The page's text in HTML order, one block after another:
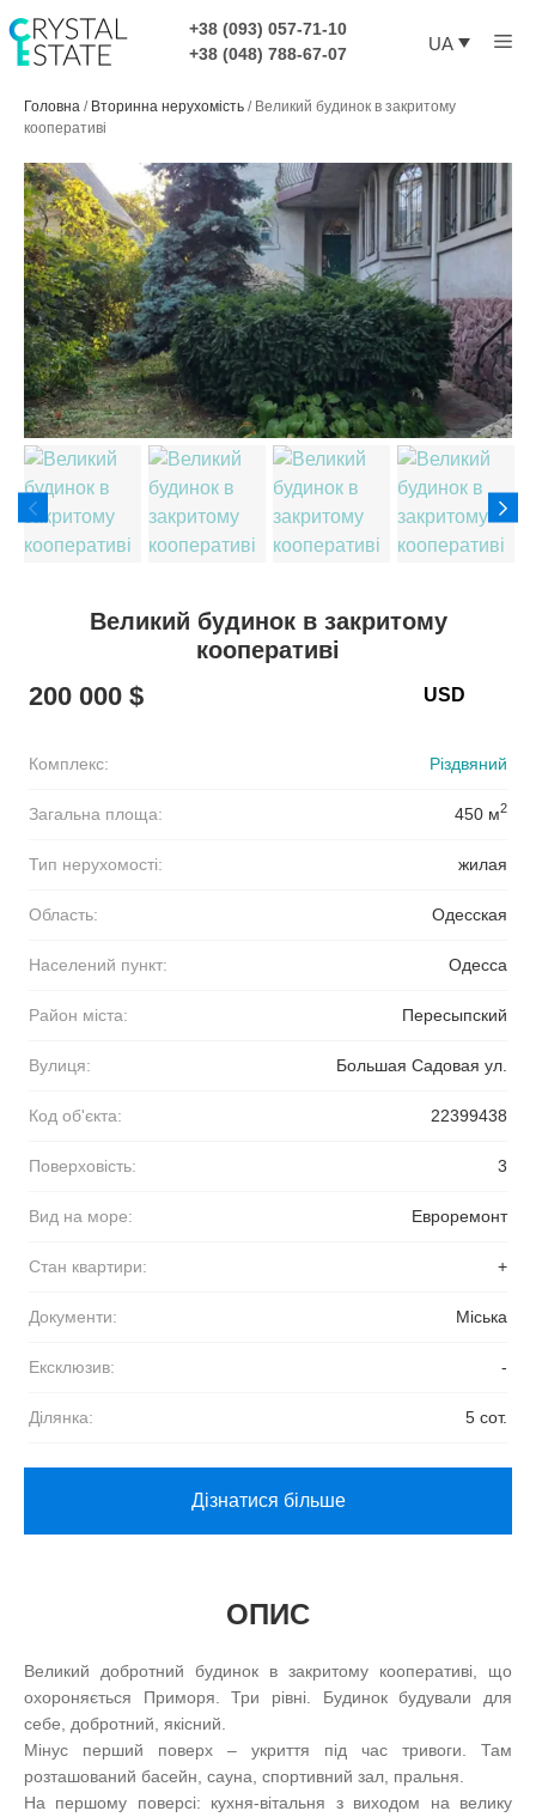
до
контенту
+38 (093) 057-71-10
+38 (048) 788-67-07
UA
Головна / Вторинна нерухомість / Великий будинок в закритому
кооперативі
Великий будинок в закритому
кооперативі
200 000 $
Комплекс: Різдвяний
Загальна площа: 450 м2
Тип нерухомості: жилая
Область: Одесская
Населений пункт: Одесса
Район міста: Пересыпский
Вулиця: Большая Садовая ул.
Код об'єкта: 22399438
Поверховість: 3
Вид на море: Евроремонт
Стан квартири: +
Документи: Міська
Ексклюзив: -
Ділянка: 5 сот.
Дізнатися більше
ОПИС
Великий добротний будинок в закритому кооперативі, що
охороняється Приморя. Три рівні. Будинок будували для
себе, добротний, якісний.
Мінус перший поверх – укриття під час тривоги. Там
розташований басейн, сауна, спортивний зал, пральня.
На першому поверсі: кухня-вітальня з виходом на велику